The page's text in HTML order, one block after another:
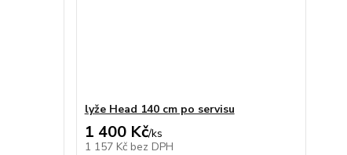
lyže Head 140 cm po servisu
1 400 Kč/ks
1 157 Kč bez DPH